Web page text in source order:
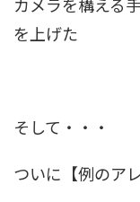
を上げた
そして・・・
ついに【例のア